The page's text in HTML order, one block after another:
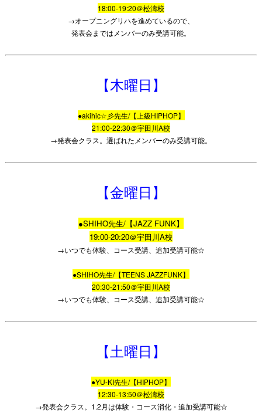
18:00-19:20＠松濤校
→オープニングリハを進めているので、
発表会まではメンバーのみ受講可能。
【木曜日】
●akihic☆彡先生/【上級HIPHOP】
21:00-22:30＠宇田川A校
→発表会クラス。選ばれたメンバーのみ受講可能。
【金曜日】
●SHIHO先生/【JAZZ FUNK】
19:00-20:20＠宇田川A校
→いつでも体験、コース受講、追加受講可能☆
●SHIHO先生/【TEENS JAZZFUNK】
20:30-21:50＠宇田川A校
→いつでも体験、コース受講、追加受講可能☆
【土曜日】
●YU-KI先生/【HIPHOP】
12:30-13:50＠松濤校
→発表会クラス。1.2月は体験・コース消化・追加受講可能☆